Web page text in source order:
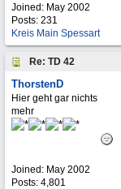
Joined: May 2002
Posts: 231
Kreis Main Spessart
Re: TD 42
ThorstenD
Hier geht gar nichts
mehr
Joined: May 2002
Posts: 4,801